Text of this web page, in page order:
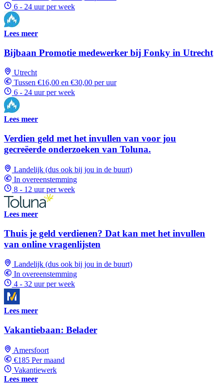
6 - 24 uur per week
Lees meer
Bijbaan Promotie medewerker bij Fonky in Utrecht
Utrecht
Tussen €16,00 en €30,00 per uur
6 - 24 uur per week
Lees meer
Verdien geld met het invullen van voor jou
gecreëerde onderzoeken van Toluna.
Landelijk (dus ook bij jou in de buurt)
In overeenstemming
8 - 12 uur per week
Lees meer
Thuis je geld verdienen? Dat kan met het invullen
van online vragenlijsten
Landelijk (dus ook bij jou in de buurt)
In overeenstemming
4 - 32 uur per week
Lees meer
Vakantiebaan: Belader
Amersfoort
€185 Per maand
Vakantiewerk
Lees meer